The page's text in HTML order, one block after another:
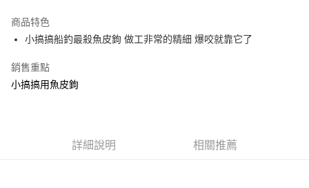
4.訂單成立30分鐘內，如未前往確認交易或遇審核未通過，訂單將自動取
消。如遇「轉專審核」未通過狀況，表示未達大哥付你分期系統評分，恕無
【繳款方式說明】
1.分期款項不併入電信帳單，「大哥付你分期」於每月結算日後寄送繳費提
醒簡訊。
1.本服務係由「台灣大哥大股份有限公司」（以下簡稱本公司）所提供，讓
便利好安心！
２．便利：只要手機號碼，簡訊認證，即可結帳。
【「AFTEE先享後付」結帳流程】
ATM／網路銀行／等多元方式進行付款，方視為交易完成。
貨到付款
運送方式
全家取貨付款
每筆NT$60，滿NT$1,200(含以上)免運費
商品特色
小搞搞船釣最殺魚皮鉤 做工非常的精細 爆咬就靠它了
銷售重點
小搞搞用魚皮鉤
詳細說明 相關推薦